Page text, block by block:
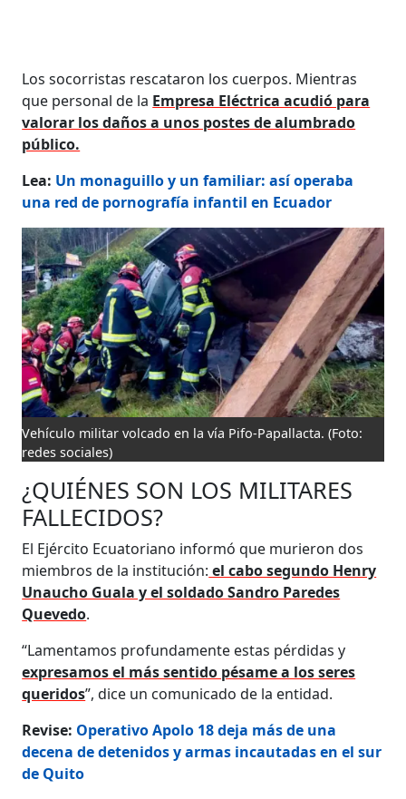
Los socorristas rescataron los cuerpos. Mientras
que personal de la Empresa Eléctrica acudió para
valorar los daños a unos postes de alumbrado
público.
Lea: Un monaguillo y un familiar: así operaba
una red de pornografía infantil en Ecuador
Vehículo militar volcado en la vía Pifo-Papallacta. (Foto:
redes sociales)
¿QUIÉNES SON LOS MILITARES
FALLECIDOS?
El Ejército Ecuatoriano informó que murieron dos
miembros de la institución: el cabo segundo Henry
Unaucho Guala y el soldado Sandro Paredes
Quevedo.
“Lamentamos profundamente estas pérdidas y
expresamos el más sentido pésame a los seres
queridos”, dice un comunicado de la entidad.
Revise: Operativo Apolo 18 deja más de una
decena de detenidos y armas incautadas en el sur
de Quito